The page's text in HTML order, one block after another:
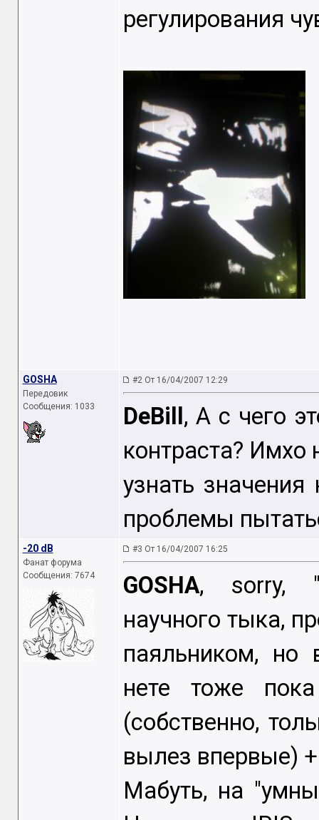
регулирования
GOSHA
Передовик
Сообщения: 1033
#2 От 16/04/2007 12:29
DeBill , А с чего
контраста? Имхо
узнать
проблемы
-20 dB
Фанат форума
Сообщения: 7674
#3 От 16/04/2007 16:25
GOSHA, sorry,
научного тыка,
паяльником,
нете тоже
(собственно,
вылез впервые)
Мабуть, на